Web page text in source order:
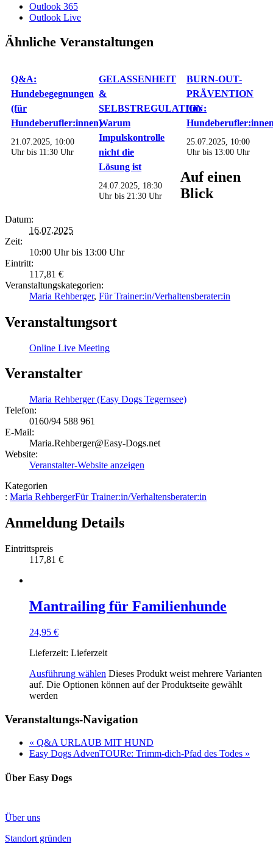
Outlook 365
Outlook Live
Ähnliche Veranstaltungen
Q&A:
Hundebegegnungen
(für
Hundeberufler:innen)
21.07.2025, 10:00
Uhr bis 11:30 Uhr
GELASSENHEIT
&
SELBSTREGULATION:
Warum
Impulskontrolle
nicht die
Lösung ist
24.07.2025, 18:30
Uhr bis 21:30 Uhr
BURN-OUT-
PRÄVENTION
(für
25.07.2025, 10:00
Uhr bis 13:00 Uhr
Auf einen
Blick
Datum:
16.07.2025
Zeit:
10:00 Uhr bis 13:00 Uhr
Eintritt:
117,81 €
Veranstaltungskategorien:
Maria Rehberger, Für Trainer:in/Verhaltensberater:in
Veranstaltungsort
Online Live Meeting
Veranstalter
Maria Rehberger (Easy Dogs Tegernsee)
Telefon:
0160/94 588 961
E-Mail:
Maria.Rehberger@Easy-Dogs.net
Website:
Veranstalter-Website anzeigen
Kategorien
: Maria RehbergerFür Trainer:in/Verhaltensberater:in
Anmeldung Details
Eintrittspreis
117,81 €
Mantrailing für Familienhunde
24,95 €
Lieferzeit: Lieferzeit
Ausführung wählen Dieses Produkt weist mehrere Varianten
auf. Die Optionen können auf der Produktseite gewählt
werden
Veranstaltungs-Navigation
« Q&A URLAUB MIT HUND
Easy Dogs AdvenTOURe: Trimm-dich-Pfad des Todes »
Über Easy Dogs
Über uns
Standort gründen